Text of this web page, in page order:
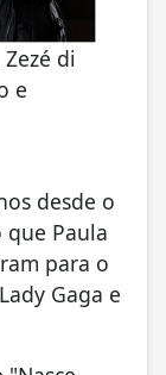
di
e
desde o
que Paula
para o
Gaga e